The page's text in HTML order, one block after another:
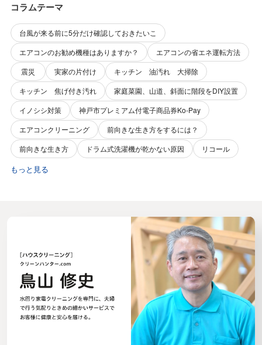
コラムテーマ
台風が来る前に5分だけ確認しておきたいこ
エアコンのお勧め機種はありますか？
エアコンの省エネ運転方法
震災
実家の片付け
キッチン 油汚れ 大掃除
キッチン 焦げ付き汚れ
家庭菜園、山道、斜面に階段をDIY設置
イノシシ対策
神戸市プレミアム付電子商品券Ko-Pay
エアコンクリーニング
前向きな生き方をするには？
前向きな生き方
ドラム式洗濯機が乾かない原因 リコール
もっと見る